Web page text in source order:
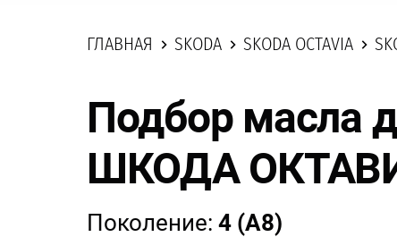
ГЛАВНАЯ SKODA SKODA OCTAVIA
Подбор масла
ШКОДА
Поколение: 4 (А8)